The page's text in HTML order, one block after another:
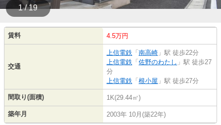
1 / 19
賃料 4.5万円
交通
上信電鉄 「 南高崎 」駅 徒歩22分
上信電鉄 「 佐野のわたし 」駅 徒歩27
分
上信電鉄 「 根小屋 」駅 徒歩27分
間取り(面積) 1K(29.44㎡)
築年月 2003年 10月(築22年)